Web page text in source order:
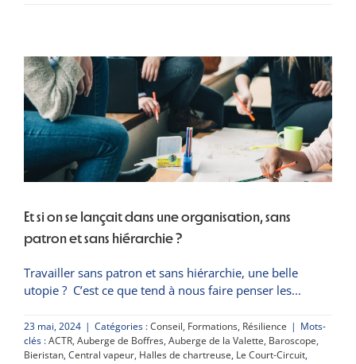
juillet,
les
coopératives
GRENADE
GRAP
se
mobilisent
pour
Front
Populaire
Et si on se lançait dans une organisation, sans
patron et sans hiérarchie ?
Travailler sans patron et sans hiérarchie, une belle
utopie ? C’est ce que tend à nous faire penser les
23 mai, 2024 | Catégories :Conseil, Formations, Résilience | Mots-
clés :ACTR,Auberge de Boffres,Auberge de la Valette, Baroscope,
Bieristan,Central vapeur, Halles de chartreuse, Le Court-Circuit,